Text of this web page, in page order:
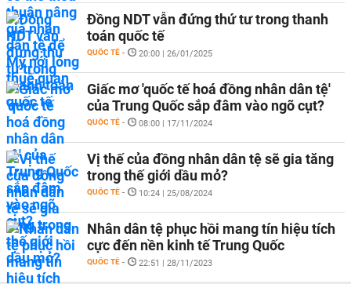
Đồng NDT vẫn đứng thứ tư trong thanh
toán quốc tế
QUỐC TẾ - 20:00 | 26/01/2025
Giấc mơ 'quốc tế hoá đồng nhân dân tệ'
của Trung Quốc sắp đâm vào ngõ cụt?
QUỐC TẾ - 08:00 | 17/11/2024
Vị thế của đồng nhân dân tệ sẽ gia tăng
trong thế giới dầu mỏ?
QUỐC TẾ - 10:24 | 25/08/2024
Nhân dân tệ phục hồi mang tín hiệu tích
cực đến nền kinh tế Trung Quốc
QUỐC TẾ - 22:51 | 28/11/2023